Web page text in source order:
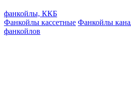
фанкойлы, ККБ
Фанкойлы кассетные Фанкойлы
фанкойлов